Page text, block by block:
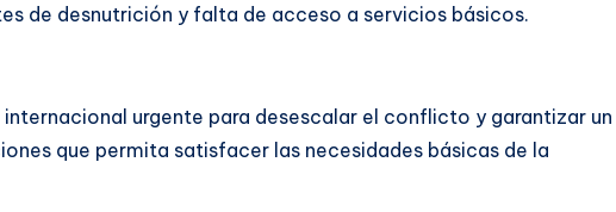
de desnutrición y falta de acceso a servicios básicos.
urgente para desescalar el conflicto y garantizar un
que permita satisfacer las necesidades básicas de la